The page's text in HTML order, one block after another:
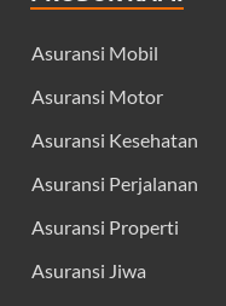
Asuransi Mobil
Asuransi Motor
Asuransi Kesehatan
Asuransi Perjalanan
Asuransi Properti
Asuransi Jiwa